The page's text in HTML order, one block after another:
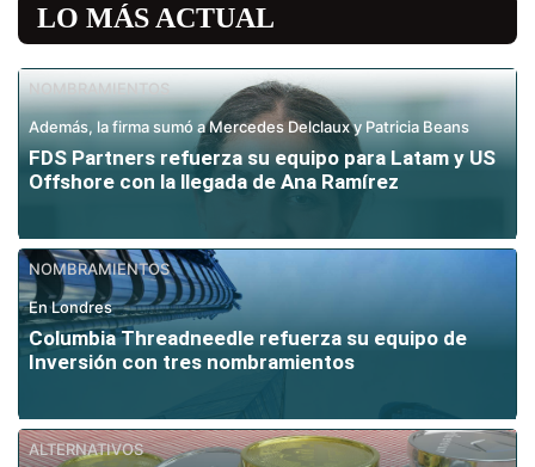
LO MÁS ACTUAL
NOMBRAMIENTOS
Además, la firma sumó a Mercedes Delclaux y Patricia Beans
FDS Partners refuerza su equipo para Latam y US
Offshore con la llegada de Ana Ramírez
NOMBRAMIENTOS
En Londres
Columbia Threadneedle refuerza su equipo de
Inversión con tres nombramientos
ALTERNATIVOS